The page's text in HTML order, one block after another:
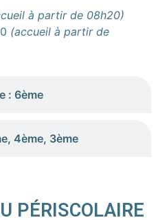
: 6ème
4ème, 3ème
à partir de 08h20)
(accueil à partir de
PÉRISCOLAIRE